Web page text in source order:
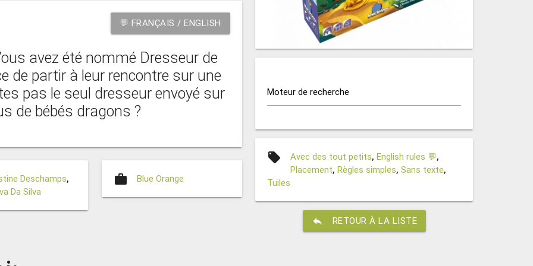
💬 FRANÇAIS / ENGLISH
avez été nommé Dresseur de
de partir à leur rencontre sur une
pas le seul dresseur envoyé sur
de bébés dragons ?
Deschamps,
Da Silva
work Blue Orange
Moteur de recherche
local_offer Avec des tout petits,English rules 💬,
Placement,Règles simples,Sans texte,
Tuiles
reply RETOUR À LA LISTE